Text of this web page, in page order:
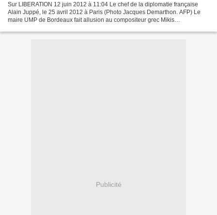
Sur LIBERATION 12 juin 2012 à 11:04 Le chef de la diplomatie française
Alain Juppé, le 25 avril 2012 à Paris (Photo Jacques Demarthon. AFP) Le
maire UMP de Bordeaux fait allusion au compositeur grec Mikis
Publicité